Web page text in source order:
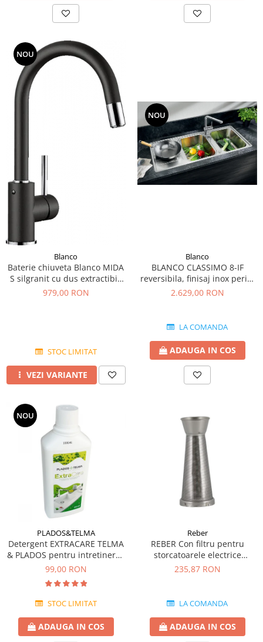
NOU
Blanco
Baterie chiuveta Blanco MIDA
S silgranit cu dus extractibil,
diferite culori
979,00 RON
STOC LIMITAT
VEZI VARIANTE
NOU
Blanco
BLANCO CLASSIMO 8-IF
reversibila, finisaj inox periat
si excentric
2.629,00 RON
LA COMANDA
ADAUGA IN COS
NOU
PLADOS&TELMA
Detergent EXTRACARE TELMA
& PLADOS pentru intretinerea
si curatarea chiuvetelor din
Granit
99,00 RON
STOC LIMITAT
ADAUGA IN COS
Reber
REBER Con filtru pentru
storcatoarele electrice
9000NPSP, 9000N 9004N (1.1
235,87 RON
LA COMANDA
ADAUGA IN COS